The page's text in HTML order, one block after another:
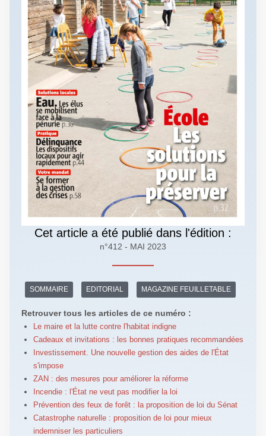
Cet article a été publié dans l'édition :
n°412 - MAI 2023
SOMMAIRE EDITORIAL MAGAZINE FEUILLETABLE
Retrouver tous les articles de ce numéro :
Le maire et la lutte contre l'habitat indigne
Cadeaux et invitations : les bonnes pratiques recommandées
Investissement. Une nouvelle gestion des aides de l'État
s'impose
ZAN : des mesures pour améliorer la réforme
Incendie : l'État ne veut pas modifier la loi
Prévention des feux de forêt : la proposition de loi du Sénat
Catastrophe naturelle : proposition de loi pour mieux
indemniser les particuliers